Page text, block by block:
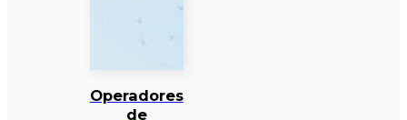
Operadores
de